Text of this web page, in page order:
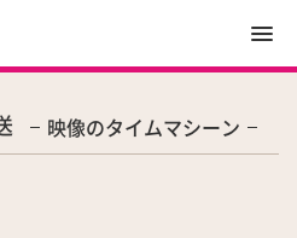
映像のタイムマシーン